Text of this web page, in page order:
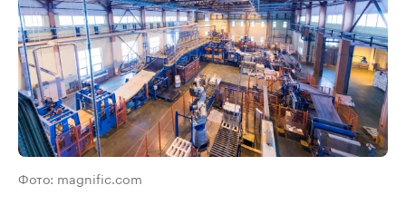
Фото: magnific.com